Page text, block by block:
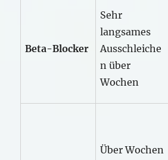
Beta-Blocker
Sehr
langsames
Ausschleiche
n über
Wochen
Über Wochen